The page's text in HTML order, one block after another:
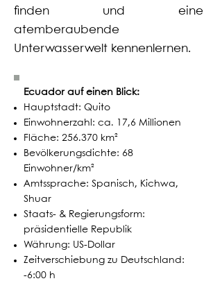
finden und eine
atemberaubende
Unterwasserwelt kennenlernen.
Ecuador auf einen Blick:
Hauptstadt: Quito
Einwohnerzahl: ca. 17,6 Millionen
Fläche: 256.370 km²
Bevölkerungsdichte: 68
Einwohner/km²
Amtssprache: Spanisch, Kichwa,
Shuar
Staats- & Regierungsform:
präsidentielle Republik
Währung: US-Dollar
Zeitverschiebung zu Deutschland:
-6:00 h